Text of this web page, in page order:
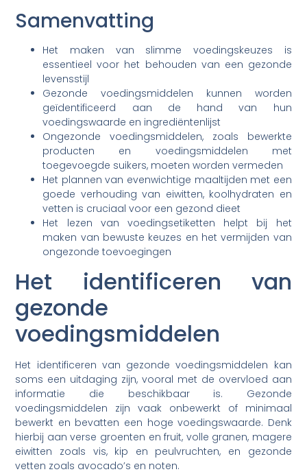
Samenvatting
Het maken van slimme voedingskeuzes is
essentieel voor het behouden van een gezonde
levensstijl
Gezonde voedingsmiddelen kunnen worden
geïdentificeerd aan de hand van hun
voedingswaarde en ingrediëntenlijst
Ongezonde voedingsmiddelen, zoals bewerkte
producten en voedingsmiddelen met
toegevoegde suikers, moeten worden vermeden
Het plannen van evenwichtige maaltijden met een
goede verhouding van eiwitten, koolhydraten en
vetten is cruciaal voor een gezond dieet
Het lezen van voedingsetiketten helpt bij het
maken van bewuste keuzes en het vermijden van
ongezonde toevoegingen
Het identificeren van
gezonde
voedingsmiddelen
Het identificeren van gezonde voedingsmiddelen kan
soms een uitdaging zijn, vooral met de overvloed aan
informatie die beschikbaar is. Gezonde
voedingsmiddelen zijn vaak onbewerkt of minimaal
bewerkt en bevatten een hoge voedingswaarde. Denk
hierbij aan verse groenten en fruit, volle granen, magere
eiwitten zoals vis, kip en peulvruchten, en gezonde
vetten zoals avocado’s en noten.